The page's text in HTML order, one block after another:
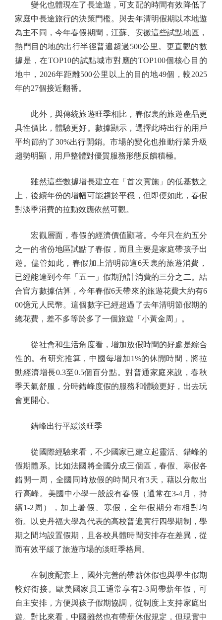
變化也體現在了長途遊，可支配的時間有效降低了
家庭中長途旅行的決策門檻。與去年清明假期以本地遊
為主不同，今年春假期間，江蘇、安徽這些試點地區，
熱門目的地的出行半徑普遍超過500公里。更直觀的數
據是，在TOP10的試點城市對應的TOP100個核心目的
地中，2026年距離500公里以上的目的地49個，較2025
年的27個接近翻番。
此外，與傳統旅遊旺季相比，春假裏的旅遊產品更
具性價比，體驗更好。數據顯示，選擇此時出行的用戶
平均節約了30%出行開銷。市場的變化也推動行業升級
趨勢明顯，用戶整體對優質服務形態反饋積極。
雖然這些數據增長建立在「首次實施」的低基數之
上，後續年份的增幅可能趨於平穩，但即便如此，春假
對淡季消費的拉動效應依然可觀。
宏觀層面，春假的經濟價值顯著。今年只在約五分
之一的省份地區試點了春假，而且主要是家庭帶孩子出
遊。儘管如此，春假加上清明節這6天裏的旅遊消費，
已經能達到今年「五一」假期預計消費的三分之二。結
合官方數據估算，今年春假6天帶來的旅遊花費大約有6
00億元人民幣。這個數字已經超過了去年清明節假期的
總花費，差不多等於多了一個旅遊「小黃金周」。
從社會和生活角度看，增加放假時間的好處是綜合
性的。有研究推算，中國每增加1%的休閒時間，將拉
動經濟增長0.3至0.5個百分點。對普通家庭來說，春秋
季天氣舒服，分時錯峰度假的服務和體驗更好，出去玩
會更開心。
錯峰出行平緩淡旺季
從國際經驗來看，不少國家已建立起靈活、錯峰的
假期體系。比如法國將全國分成三個區，春假、寒假各
錯開一周，全國同時放假的時間只有3天，藉以分散出
行高峰。美國中小學一般設有春假（通常在3-4月，持
續1-2周），加上暑假、寒假，全年假期分布相對均
衡。以史丹福大學為代表的高校普遍實行四學期制，學
期之間均設置假期，且各校具體時間安排存在差異，從
而有效平緩了旅遊市場的淡旺季格局。
在制度配套上，國外完善的帶薪休假也與學生假期
較好銜接。歐美國家員工通常享有2-3周帶薪年假，可
自主安排，方便與孩子假期協調，從制度上支持家庭出
遊。對比來看，中國雖然也有帶薪休假規定，但現實中